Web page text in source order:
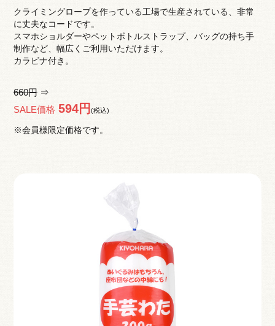
クライミングロープを作っている工場で生産されている、非常
に丈夫なコードです。
スマホショルダーやペットボトルストラップ、バッグの持ち手
制作など、幅広くご利用いただけます。
カラビナ付き。
660円⇒
SALE価格 594円 (税込)
※会員様限定価格です。